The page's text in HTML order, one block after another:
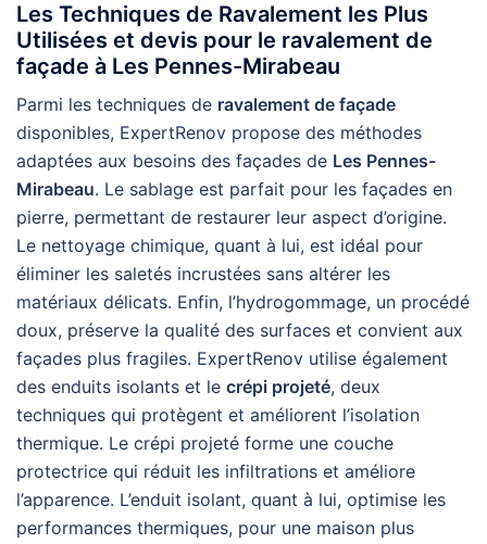
Les Techniques de Ravalement les Plus
Utilisées et devis pour le ravalement de
façade à Les Pennes-Mirabeau
Parmi les techniques de ravalement de façade
disponibles, ExpertRenov propose des méthodes
adaptées aux besoins des façades de Les Pennes-
Mirabeau. Le sablage est parfait pour les façades en
pierre, permettant de restaurer leur aspect d’origine.
Le nettoyage chimique, quant à lui, est idéal pour
éliminer les saletés incrustées sans altérer les
matériaux délicats. Enfin, l’hydrogommage, un procédé
doux, préserve la qualité des surfaces et convient aux
façades plus fragiles. ExpertRenov utilise également
des enduits isolants et le crépi projeté, deux
techniques qui protègent et améliorent l’isolation
thermique. Le crépi projeté forme une couche
protectrice qui réduit les infiltrations et améliore
l’apparence. L’enduit isolant, quant à lui, optimise les
performances thermiques, pour une maison plus